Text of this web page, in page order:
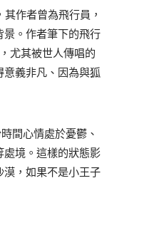
作者曾為飛行員，
。作者筆下的飛行
尤其被世人傳唱的
義非凡、因為與狐
間心情處於憂鬱、
境。這樣的狀態影
，如果不是小王子